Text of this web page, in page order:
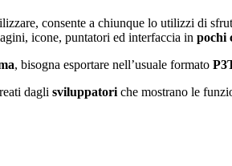
consente a chiunque lo utilizzi di
icone, puntatori ed interfaccia in pochi
, bisogna esportare nell’usuale formato
dagli sviluppatori che mostrano le